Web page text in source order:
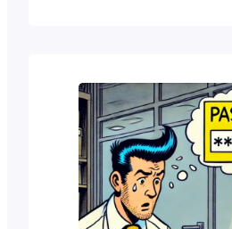
versterkt door
statelijke actoren, een
hebben toegevoegd aan
spionageoperaties. Deze
settings blijken soms